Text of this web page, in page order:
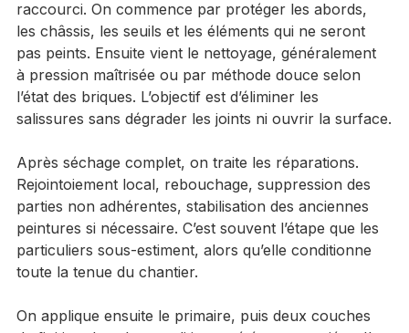
La réussite repose sur une suite d’opérations simples
en apparence, mais qui doivent être exécutées sans
raccourci. On commence par protéger les abords,
les châssis, les seuils et les éléments qui ne seront
pas peints. Ensuite vient le nettoyage, généralement
l’état des briques. L’objectif est d’éliminer les
salissures sans dégrader les joints ni ouvrir la surface.
Après séchage complet, on traite les réparations.
Rejointoiement local, rebouchage, suppression des
parties non adhérentes, stabilisation des anciennes
particuliers sous-estiment, alors qu’elle conditionne